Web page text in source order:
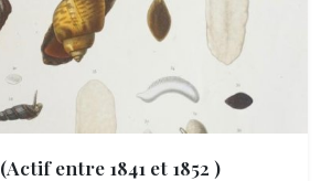
(Actif entre 1841 et 1852 )